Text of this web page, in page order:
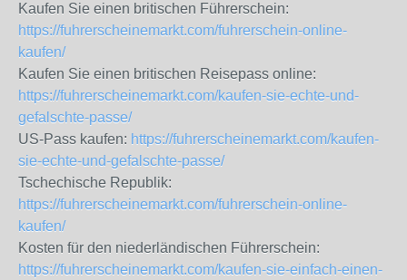
Kaufen Sie einen britischen Führerschein:
https://fuhrerscheinemarkt.com/fuhrerschein-online-
kaufen/
Kaufen Sie einen britischen Reisepass online:
https://fuhrerscheinemarkt.com/kaufen-sie-echte-und-
gefalschte-passe/
US-Pass kaufen: https://fuhrerscheinemarkt.com/kaufen-
sie-echte-und-gefalschte-passe/
Tschechische Republik:
https://fuhrerscheinemarkt.com/fuhrerschein-online-
kaufen/
Kosten für den niederländischen Führerschein:
https://fuhrerscheinemarkt.com/kaufen-sie-einfach-einen-